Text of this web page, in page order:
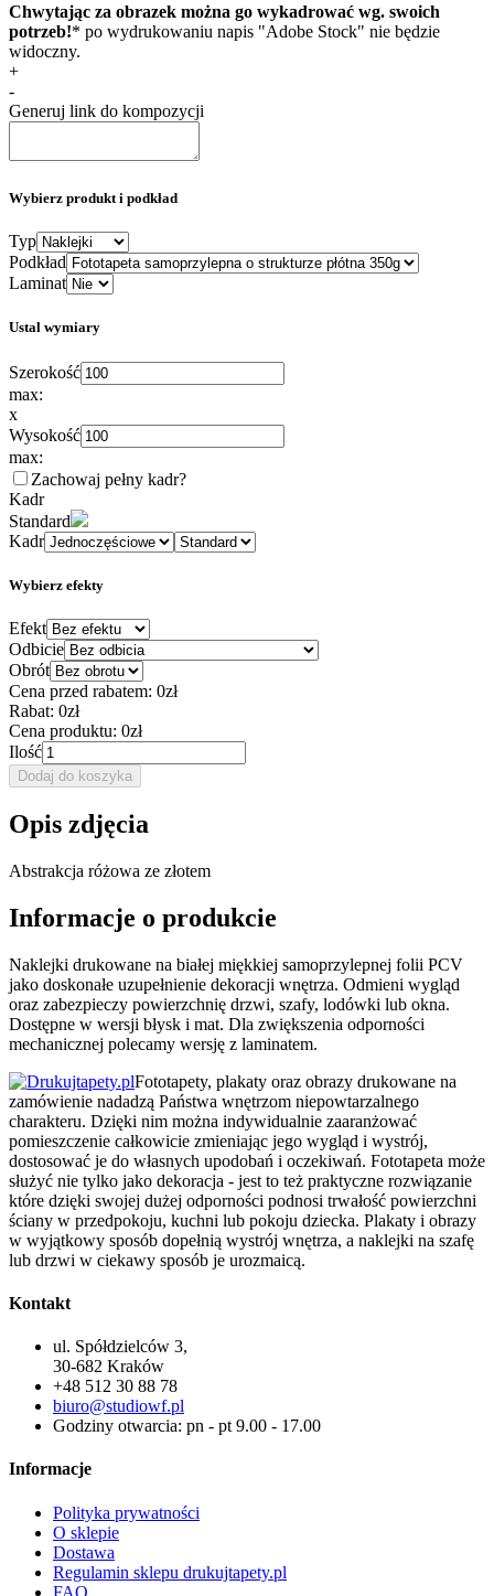
Chwytając za obrazek można go wykadrować wg. swoich
potrzeb!* po wydrukowaniu napis "Adobe Stock" nie będzie
widoczny.
+
-
Generuj link do kompozycji
Wybierz produkt i podkład
Typ
Podkład
Laminat
Ustal wymiary
Szerokość
max:
x
Wysokość
max:
Zachowaj pełny kadr?
Kadr
Standard
Kadr
Wybierz efekty
Efekt
Odbicie
Obrót
Cena przed rabatem: 0zł
Rabat: 0zł
Cena produktu: 0zł
Ilość
Dodaj do koszyka
Opis zdjęcia
Abstrakcja różowa ze złotem
Informacje o produkcie
Naklejki drukowane na białej miękkiej samoprzylepnej folii PCV
jako doskonałe uzupełnienie dekoracji wnętrza. Odmieni wygląd
oraz zabezpieczy powierzchnię drzwi, szafy, lodówki lub okna.
Dostępne w wersji błysk i mat. Dla zwiększenia odporności
mechanicznej polecamy wersję z laminatem.
Fototapety, plakaty oraz obrazy drukowane na
zamówienie nadadzą Państwa wnętrzom niepowtarzalnego
charakteru. Dzięki nim można indywidualnie zaaranżować
pomieszczenie całkowicie zmieniając jego wygląd i wystrój,
dostosować je do własnych upodobań i oczekiwań. Fototapeta może
służyć nie tylko jako dekoracja - jest to też praktyczne rozwiązanie
które dzięki swojej dużej odporności podnosi trwałość powierzchni
ściany w przedpokoju, kuchni lub pokoju dziecka. Plakaty i obrazy
w wyjątkowy sposób dopełnią wystrój wnętrza, a naklejki na szafę
lub drzwi w ciekawy sposób je urozmaicą.
Kontakt
ul. Spółdzielców 3,
30-682 Kraków
+48 512 30 88 78
biuro@studiowf.pl
Godziny otwarcia: pn - pt 9.00 - 17.00
Informacje
Polityka prywatności
O sklepie
Dostawa
Regulamin sklepu drukujtapety.pl
FAQ